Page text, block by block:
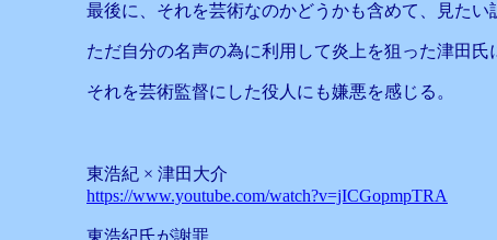
最後に、それを芸術なのかどうかも含めて、見たい
ただ自分の名声の為に利用して炎上を狙った津田氏
それを芸術監督にした役人にも嫌悪を感じる。
東浩紀 × 津田大介
https://www.youtube.com/watch?v=jICGopmpTRA
東浩紀氏が謝罪